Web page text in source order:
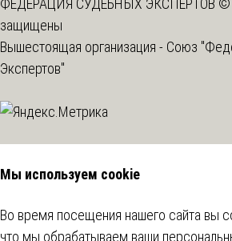
ФЕДЕРАЦИЯ СУДЕБНЫХ ЭКСПЕРТОВ ©
защищены
Вышестоящая организация - Союз
Экспертов"
Мы используем cookie
Во время посещения нашего сайта вы
что мы обрабатываем ваши